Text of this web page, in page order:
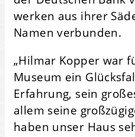
werken aus ihrer
Namen verbunden.
„Hilmar Kopper war
Museum ein
Erfahrung, sein
allem seine
haben unser Haus